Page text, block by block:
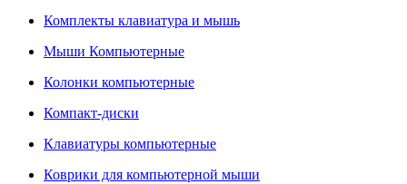
Комплекты клавиатура и мышь
Мыши Компьютерные
Колонки компьютерные
Компакт-диски
Клавиатуры компьютерные
Коврики для компьютерной мыши